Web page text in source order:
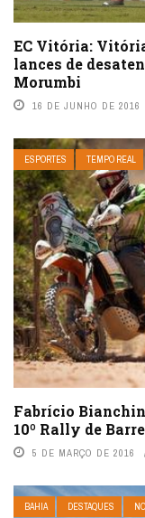
EC Vitória:
lances de
Morumbi
16 DE JUNHO DE 2016
ESPORTES TEMPO REAL
Fabrício
10º Rally de
5 DE MARÇO DE 2016
BAHIA DESTAQUES